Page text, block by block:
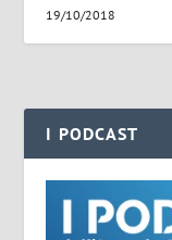
19/10/2018
I PODCAST